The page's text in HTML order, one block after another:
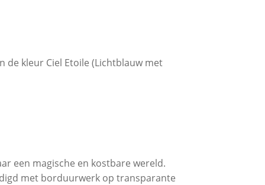
de kleur Ciel Etoile (Lichtblauw met
een magische en kostbare wereld.
met borduurwerk op transparante